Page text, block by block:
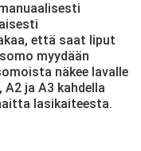
että saat liput
myydään
näkee lavalle
ja A3 kahdella
lasikaiteesta.